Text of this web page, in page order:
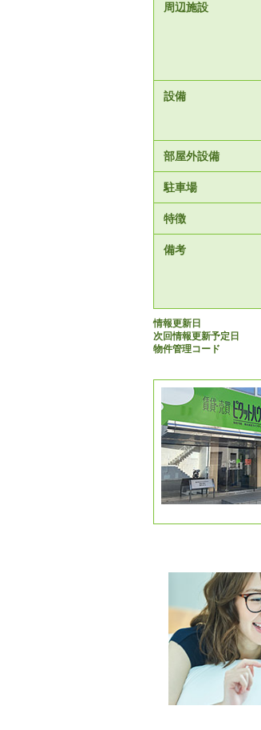
周辺施設
設備
部屋外設備
駐車場
特徴
備考
情報更新日
次回情報更新予定日
物件管理コード